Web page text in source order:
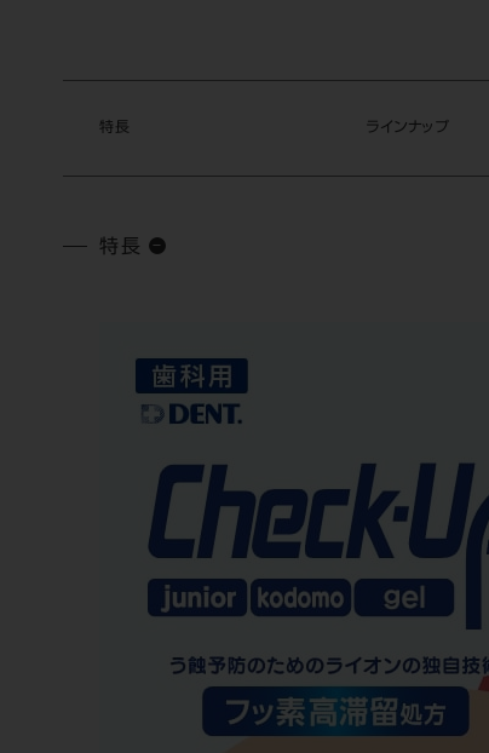
特長 ラインナップ
特長